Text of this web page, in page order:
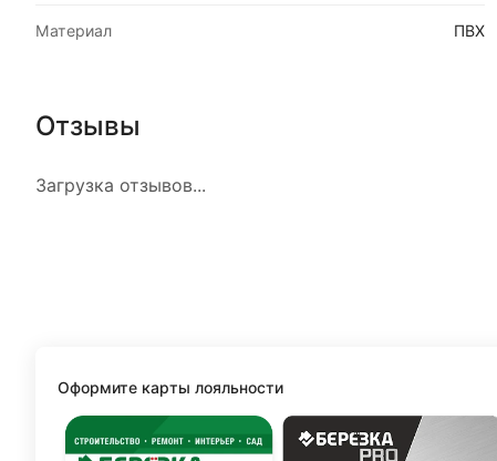
Материал ПВХ
Отзывы
Загрузка отзывов...
Оформите карты лояльности